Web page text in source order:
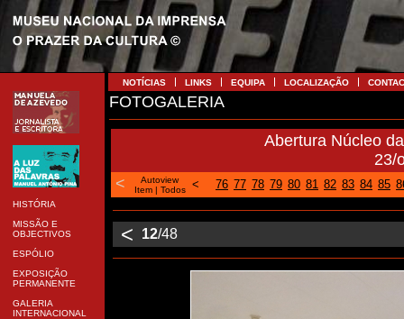
HISTÓRIA
MISSÃO E
OBJECTIVOS
ESPÓLIO
EXPOSIÇÃO
PERMANENTE
GALERIA
INTERNACIONAL
NOTÍCIAS LINKS EQUIPA LOCALIZAÇÃO
FOTOGALERIA
Abertura Núcleo
23/
<
Autoview
Item| Todos < 76 77 78 79 80 81 82 83 84 85
< 12/48